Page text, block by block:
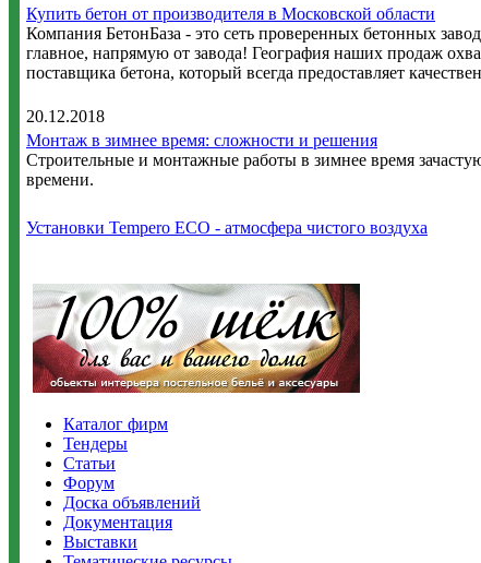
Купить бетон от производителя в Московской области
Компания БетонБаза - это сеть проверенных бетонных
главное, напрямую от завода! География наших продаж
поставщика бетона, который всегда предоставляет
20.12.2018
Монтаж в зимнее время: сложности и решения
Строительные и монтажные работы в зимнее время
времени.
Установки Tempero ECO - атмосфера чистого воздуха
Каталог фирм
Тендеры
Статьи
Форум
Доска объявлений
Документация
Выставки